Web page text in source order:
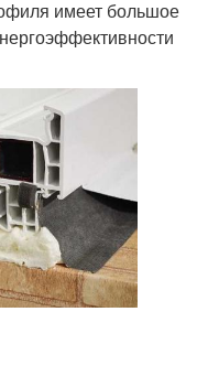
имеет большое